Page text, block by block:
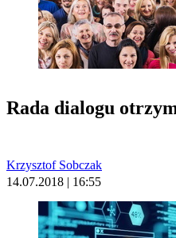
Rada dialogu
Krzysztof Sobczak
14.07.2018 | 16:55